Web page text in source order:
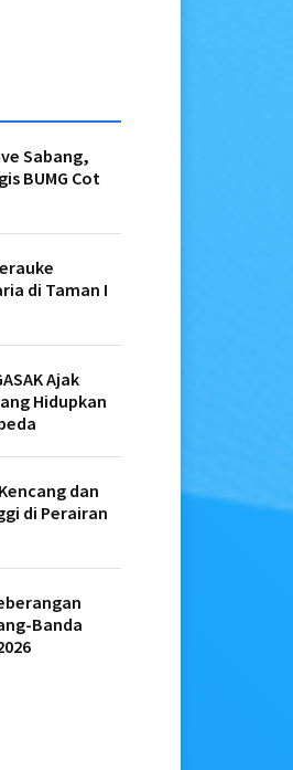
Sabang,
BUMG Cot
di Taman I
Ajak
Hidupkan
dan
di Perairan
Banda